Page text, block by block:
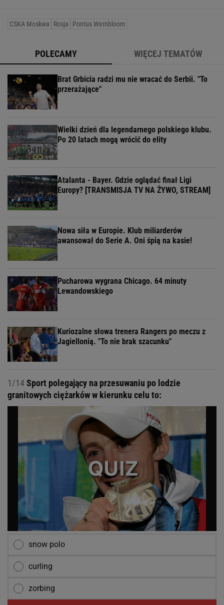
CSKA Moskwa Rosja Pontus Wernbloom
POLECAMY WIĘCEJ TEMATÓW
Brat Grbicia radzi mu nie wracać do Serbii. "To
przerażające"
Wielki dzień dla legendarnego polskiego klubu.
Po 20 latach mogą wrócić do elity
Atalanta - Bayer. Gdzie oglądać finał Ligi
Europy? [TRANSMISJA TV NA ŻYWO, STREAM]
Nowa siła w Europie. Klub miliarderów
awansował do Serie A. Oni śpią na kasie!
Pucharowa wygrana Chicago. 64 minuty
Lewandowskiego
Kuriozalne słowa trenera Rangers po meczu z
Jagiellonią. "To nie brak szacunku"
1/14Sport polegający na przesuwaniu po lodzie
granitowych ciężarków w kierunku celu to:
snow polo
curling
zorbing